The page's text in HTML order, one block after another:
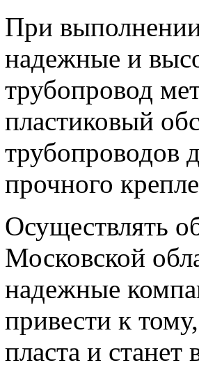
При
надежные и
трубопровод
пластиковый
трубопроводов
прочного
Осуществлять
Московской
надежные
привести к
пласта и